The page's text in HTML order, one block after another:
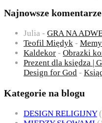
Najnowsze komentarze
Julia - GRA NA
Teofil Międyk -
Kaldekor - Obrazki
Prezent dla księdza |
Design for God -
Kategorie na blogu
DESIGN RELIGIJNY